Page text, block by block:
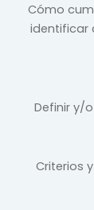
Cómo
identificar
Definir y/
Criterios